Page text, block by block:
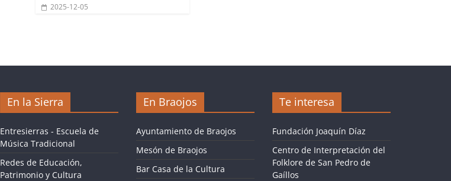
2025-12-05
En la Sierra
Entresierras - Escuela de
Música Tradicional
Redes de Educación,
Patrimonio y Cultura
En Braojos
Ayuntamiento de Braojos
Mesón de Braojos
Bar Casa de la Cultura
Te interesa
Fundación Joaquín Díaz
Centro de Interpretación del
Folklore de San Pedro de
Gaíllos